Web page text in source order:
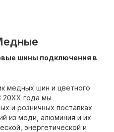
шины подключения в
медных шин и цветного
20XX года мы
и розничных поставках
из меди, алюминия и их
энергетической и